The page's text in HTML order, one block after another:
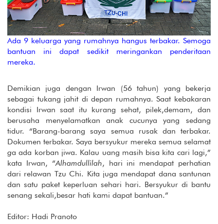
Ada 9 keluarga yang rumahnya hangus terbakar. Semoga
bantuan ini dapat sedikit meringankan penderitaan
mereka.
Demikian juga dengan Irwan (56 tahun) yang bekerja
sebagai tukang jahit di depan rumahnya. Saat kebakaran
kondisi Irwan saat itu kurang sehat, pilek,demam, dan
berusaha menyelamatkan anak cucunya yang sedang
tidur. “Barang-barang saya semua rusak dan terbakar.
Dokumen terbakar. Saya bersyukur mereka semua selamat
ga ada korban jiwa. Kalau uang masih bisa kita cari lagi,”
kata Irwan, “Alhamdullilah, hari ini mendapat perhatian
dari relawan Tzu Chi. Kita juga mendapat dana santunan
dan satu paket keperluan sehari hari. Bersyukur di bantu
senang sekali,besar hati kami dapat bantuan.”
Editor: Hadi Pranoto